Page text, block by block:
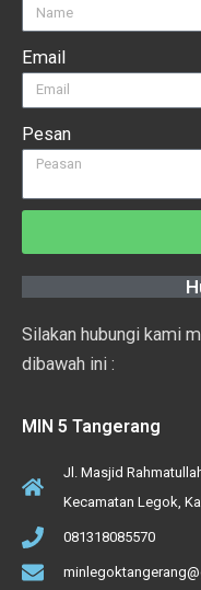
Email
Pesan
Silakan hubungi kami
dibawah ini :
MIN 5 Tangerang
Jl. Masjid
Kecamatan Legok,
081318085570